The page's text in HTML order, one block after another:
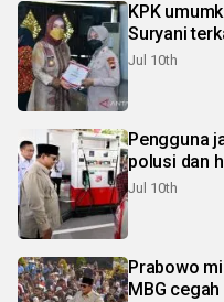
KPK
Suryani
Jul 10th
Pengguna
polusi dan
Jul 10th
Prabowo
MBG